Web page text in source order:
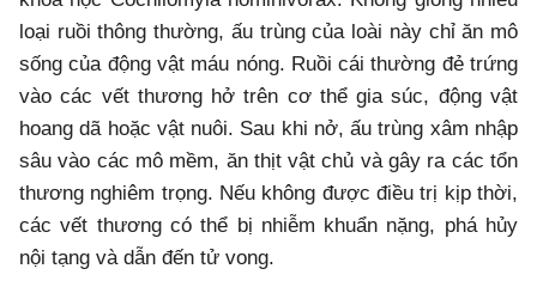
loại ruồi thông thường, ấu trùng của loài này chỉ ăn mô
sống của động vật máu nóng. Ruồi cái thường đẻ trứng
vào các vết thương hở trên cơ thể gia súc, động vật
hoang dã hoặc vật nuôi. Sau khi nở, ấu trùng xâm nhập
sâu vào các mô mềm, ăn thịt vật chủ và gây ra các tổn
thương nghiêm trọng. Nếu không được điều trị kịp thời,
các vết thương có thể bị nhiễm khuẩn nặng, phá hủy
nội tạng và dẫn đến tử vong.